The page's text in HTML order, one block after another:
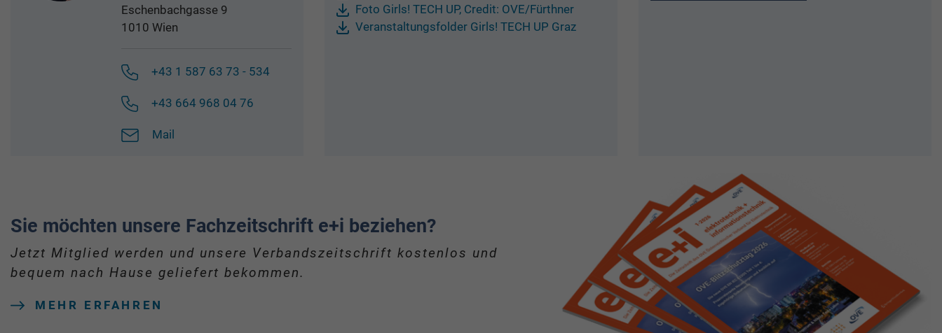
Eschenbachgasse 9
1010 Wien
+43 1 587 63 73 - 534
+43 664 968 04 76
Mail
Foto Girls! TECH UP, Credit: OVE/Fürthner
Veranstaltungsfolder Girls! TECH UP Graz
Sie möchten unsere Fachzeitschrift e+i beziehen?
Jetzt Mitglied werden und unsere Verbandszeitschrift kostenlos und
bequem nach Hause geliefert bekommen.
MEHR ERFAHREN